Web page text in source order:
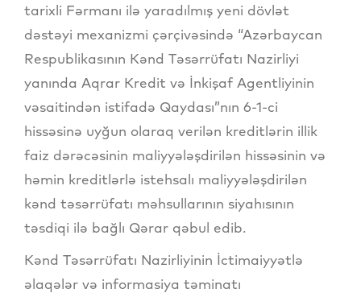
tarixli Fərmanı ilə yaradılmış yeni dövlət
dəstəyi mexanizmi çərçivəsində “Azərbaycan
Respublikasının Kənd Təsərrüfatı Nazirliyi
yanında Aqrar Kredit və İnkişaf Agentliyinin
vəsaitindən istifadə Qaydası”nın 6-1-ci
hissəsinə uyğun olaraq verilən kreditlərin illik
faiz dərəcəsinin maliyyələşdirilən hissəsinin və
həmin kreditlərlə istehsalı maliyyələşdirilən
kənd təsərrüfatı məhsullarının siyahısının
təsdiqi ilə bağlı Qərar qəbul edib.
Kənd Təsərrüfatı Nazirliyinin İctimaiyyətlə
əlaqələr və informasiya təminatı